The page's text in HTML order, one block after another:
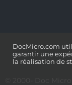
DocMicro.com
garantir une
la réalisation de